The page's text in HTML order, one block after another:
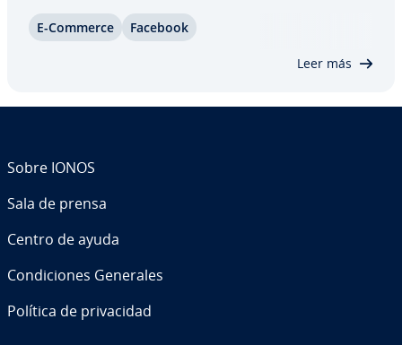
de 20.000 dólares con un “expired domain”. En
E-Commerce Facebook
Leer más
Sobre IONOS
Sala de prensa
Centro de ayuda
Co­n­di­cio­nes Generales
Política de pri­va­ci­dad